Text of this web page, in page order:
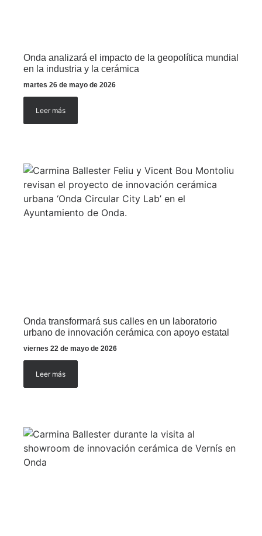
Onda analizará el impacto de la geopolítica mundial
en la industria y la cerámica
martes 26 de mayo de 2026
Leer más
Onda transformará sus calles en un laboratorio
urbano de innovación cerámica con apoyo estatal
viernes 22 de mayo de 2026
Leer más